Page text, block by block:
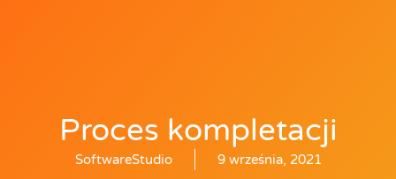
Proces kompletacji
SoftwareStudio 9 września, 2021